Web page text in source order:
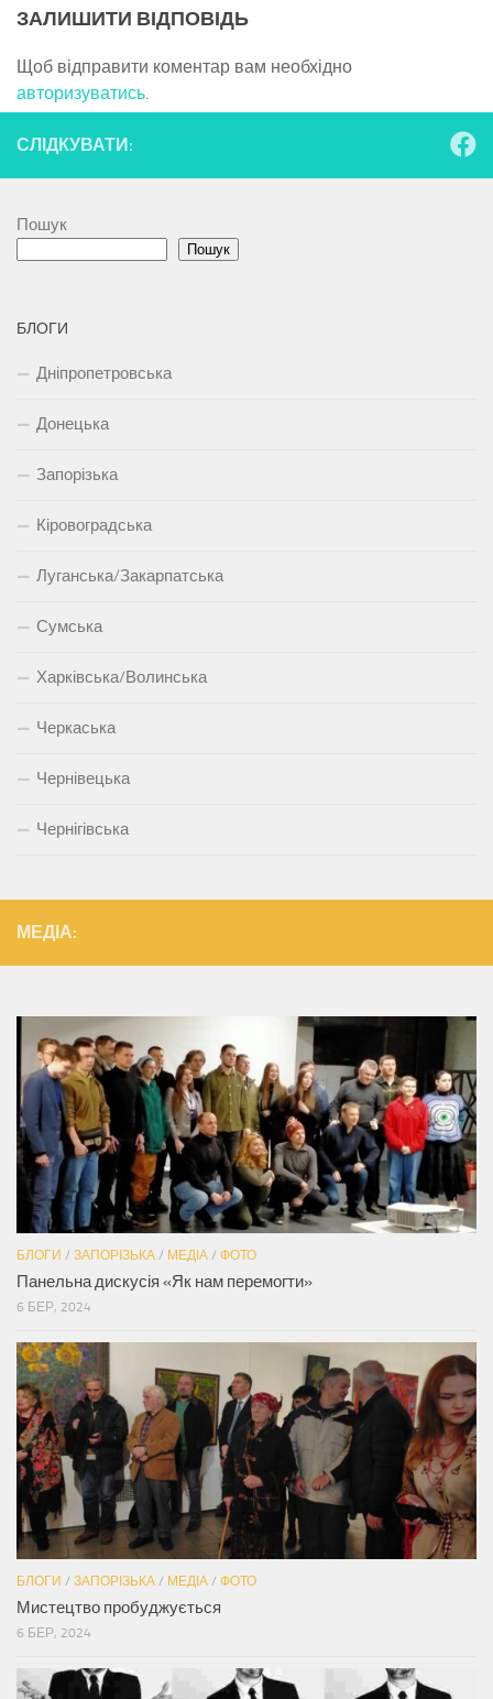
ЗАЛИШИТИ ВІДПОВІДЬ
Щоб відправити коментар вам необхідно
авторизуватись.
СЛІДКУВАТИ:
Пошук
Пошук
БЛОГИ
Дніпропетровська
Донецька
Запорізька
Кіровоградська
Луганська/Закарпатська
Сумська
Харківська/Волинська
Черкаська
Чернівецька
Чернігівська
МЕДІА:
БЛОГИ / ЗАПОРІЗЬКА / МЕДІА / ФОТО
Панельна дискусія «Як нам перемогти»
6 БЕР, 2024
БЛОГИ / ЗАПОРІЗЬКА / МЕДІА / ФОТО
Мистецтво пробуджується
6 БЕР, 2024